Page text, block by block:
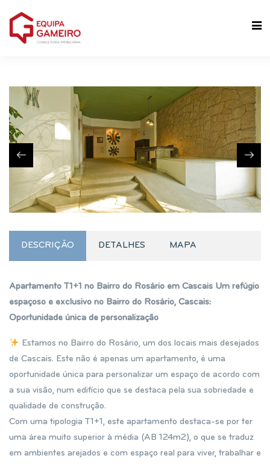
DESCRIÇÃO DETALHES MAPA
Apartamento T1+1 no Bairro do Rosário em Cascais Um refúgio
espaçoso e exclusivo no Bairro do Rosário, Cascais:
Oportunidade única de personalização
Estamos no Bairro do Rosário, um dos locais mais desejados
de Cascais. Este não é apenas um apartamento, é uma
oportunidade única para personalizar um espaço de acordo com
a sua visão, num edifício que se destaca pela sua sobriedade e
qualidade de construção.
Com uma tipologia T1+1, este apartamento destaca-se por ter
uma área muito superior à média (AB 124m2), o que se traduz
em ambientes arejados e com espaço real para viver, trabalhar e